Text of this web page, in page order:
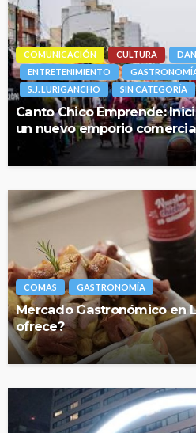
COMUNICACIÓN CULTURA
ENTRETENIMIENTO
S.J. LURIGANCHO
SIN CATEGORÍA
Canto Chico Emprende:
un nuevo emporio
COMAS GASTRONOMÍA
Mercado Gastronómico en
ofrece?